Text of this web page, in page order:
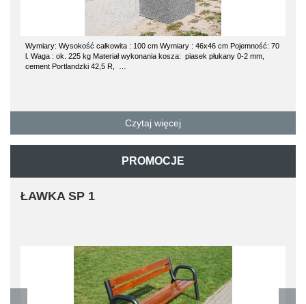
Wymiary: Wysokość całkowita : 100 cm Wymiary : 46x46 cm Pojemność: 70
l. Waga : ok. 225 kg Materiał wykonania kosza: piasek płukany 0-2 mm,
cement Portlandzki 42,5 R, …
Czytaj więcej
PROMOCJE
ŁAWKA SP 1